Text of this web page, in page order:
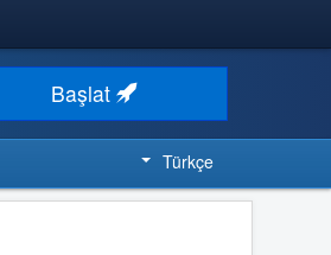
Başlat
Türkçe